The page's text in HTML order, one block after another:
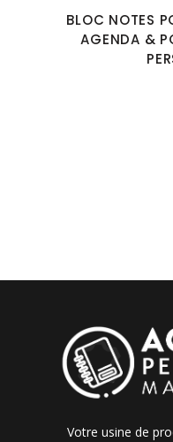
BLOC NOTES
AGENDA &
Votre usine de